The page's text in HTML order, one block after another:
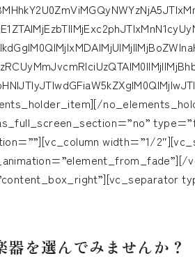
width=”1/
器を選んでみませんか？